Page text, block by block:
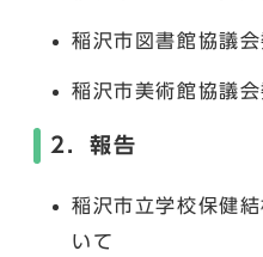
稲沢市図書館協議
稲沢市美術館協議
2．報告
稲沢市立学校保健
いて